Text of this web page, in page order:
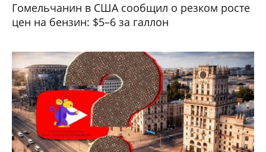
Гомельчанин в США сообщил о резком росте
цен на бензин: $5–6 за галлон